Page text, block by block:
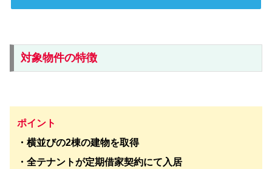
対象物件の特徴
ポイント
・横並びの2棟の建物を取得
・全テナントが定期借家契約にて入居